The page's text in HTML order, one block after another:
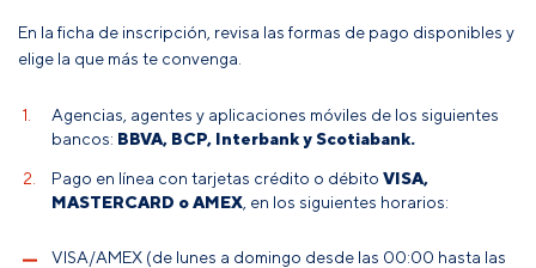
En la ficha de inscripción, revisa las formas de pago disponibles y
elige la que más te convenga.
Agencias, agentes y aplicaciones móviles de los siguientes
bancos: BBVA, BCP, Interbank y Scotiabank.
Pago en línea con tarjetas crédito o débito VISA,
MASTERCARD o AMEX , en los siguientes horarios:
VISA/AMEX (de lunes a domingo desde las 00:00 hasta las